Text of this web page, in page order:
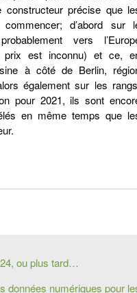
précise que
d’abord sur
vers
prix est inconnu) et ce,
à côté de Berlin,
également sur les
pour 2021, ils sont
en même temps que
ou plus tard…
données numériques pour